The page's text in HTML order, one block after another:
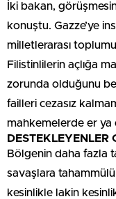
İki bakan,
konuştu. Gazze’ye
milletlerarası
Filistinlilerin açlığa
zorunda olduğunu
failleri cezasız
mahkemelerde er ya
DESTEKLEYENLER
Bölgenin daha fazla
savaşlara tahammülü
kesinlikle lakin